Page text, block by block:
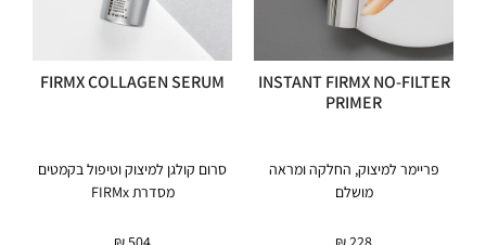
INSTANT FIRMX NO-FILTER
PRIMER
פריימר למיצוק, החלקה ומראה
מושלם
FIRMX COLLAGEN SERUM
סרום קולגן למיצוק וטיפול בקמטים
מסדרת FIRMx